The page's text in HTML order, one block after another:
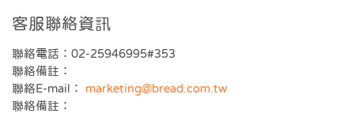
客服聯絡資訊
聯絡電話：02-25946995#353
聯絡備註：
聯絡E-mail： marketing@bread.com.tw
聯絡備註：